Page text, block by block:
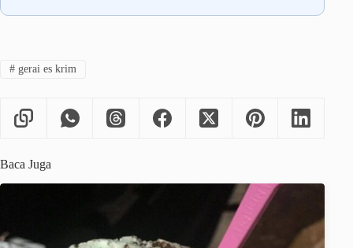
#gerai es krim
Baca Juga